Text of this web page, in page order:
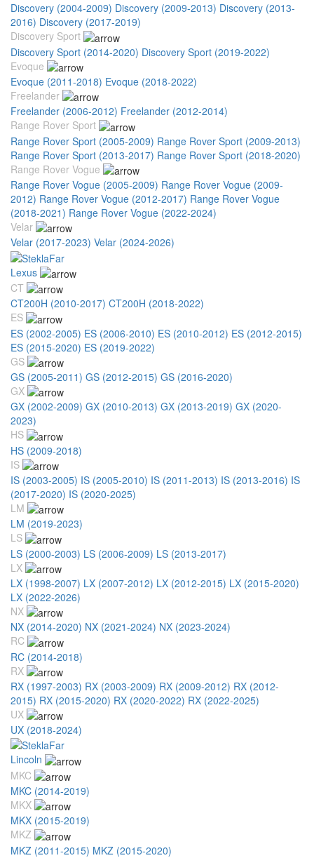
Discovery (2004-2009) Discovery (2009-2013) Discovery (2013-
2016) Discovery (2017-2019)
Discovery Sport
Discovery Sport (2014-2020) Discovery Sport (2019-2022)
Evoque
Evoque (2011-2018) Evoque (2018-2022)
Freelander
Freelander (2006-2012) Freelander (2012-2014)
Range Rover Sport
Range Rover Sport (2005-2009) Range Rover Sport (2009-2013)
Range Rover Sport (2013-2017) Range Rover Sport (2018-2020)
Range Rover Vogue
Range Rover Vogue (2005-2009) Range Rover Vogue (2009-
2012) Range Rover Vogue (2012-2017) Range Rover Vogue
(2018-2021) Range Rover Vogue (2022-2024)
Velar
Velar (2017-2023) Velar (2024-2026)
Lexus
CT
CT200H (2010-2017) CT200H (2018-2022)
ES
ES (2002-2005) ES (2006-2010) ES (2010-2012) ES (2012-2015)
ES (2015-2020) ES (2019-2022)
GS
GS (2005-2011) GS (2012-2015) GS (2016-2020)
GX
GX (2002-2009) GX (2010-2013) GX (2013-2019) GX (2020-
2023)
HS
HS (2009-2018)
IS
IS (2003-2005) IS (2005-2010) IS (2011-2013) IS (2013-2016) IS
(2017-2020) IS (2020-2025)
LM
LM (2019-2023)
LS
LS (2000-2003) LS (2006-2009) LS (2013-2017)
LX
LX (1998-2007) LX (2007-2012) LX (2012-2015) LX (2015-2020)
LX (2022-2026)
NX
NX (2014-2020) NX (2021-2024) NX (2023-2024)
RC
RC (2014-2018)
RX
RX (1997-2003) RX (2003-2009) RX (2009-2012) RX (2012-
2015) RX (2015-2020) RX (2020-2022) RX (2022-2025)
UX
UX (2018-2024)
Lincoln
MKC
MKC (2014-2019)
MKX
MKX (2015-2019)
MKZ
MKZ (2011-2015) MKZ (2015-2020)